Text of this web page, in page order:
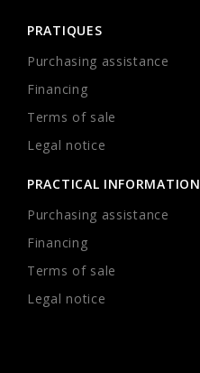
PRATIQUES
Purchasing assistance
Financing
Terms of sale
Legal notice
PRACTICAL INFORMATION
Purchasing assistance
Financing
Terms of sale
Legal notice